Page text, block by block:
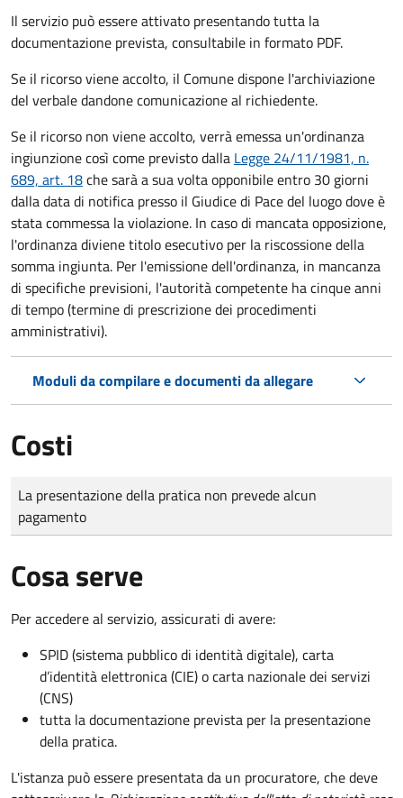
Il servizio può essere attivato presentando tutta la
documentazione prevista, consultabile in formato PDF.
Se il ricorso viene accolto, il Comune dispone l'archiviazione
del verbale dandone comunicazione al richiedente.
Se il ricorso non viene accolto, verrà emessa un'ordinanza
ingiunzione così come previsto dalla Legge 24/11/1981, n.
689, art. 18che sarà a sua volta opponibile entro 30 giorni
dalla data di notifica presso il Giudice di Pace del luogo dove è
stata commessa la violazione. In caso di mancata opposizione,
l'ordinanza diviene titolo esecutivo per la riscossione della
somma ingiunta. Per l'emissione dell'ordinanza, in mancanza
di specifiche previsioni, l'autorità competente ha cinque anni
di tempo (termine di prescrizione dei procedimenti
amministrativi).
Moduli da compilare e documenti da allegare
Costi
Tipo di pagamento
Importo
La presentazione della pratica non prevede alcun
pagamento
Cosa serve
Per accedere al servizio, assicurati di avere:
SPID (sistema pubblico di identità digitale), carta
d’identità elettronica (CIE) o carta nazionale dei servizi
(CNS)
tutta la documentazione prevista per la presentazione
della pratica.
L'istanza può essere presentata da un procuratore, che deve